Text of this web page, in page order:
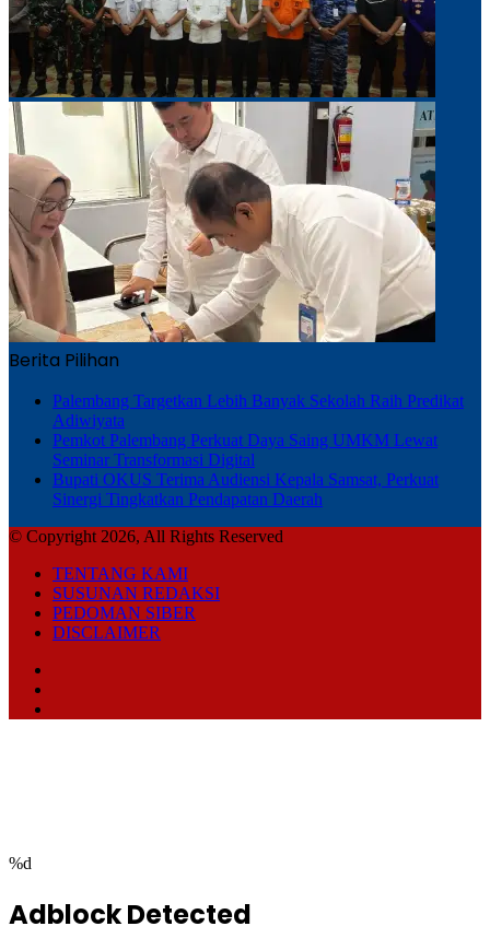
Berita Pilihan
Palembang Targetkan Lebih Banyak Sekolah Raih Predikat
Adiwiyata
Pemkot Palembang Perkuat Daya Saing UMKM Lewat
Seminar Transformasi Digital
Bupati OKUS Terima Audiensi Kepala Samsat, Perkuat
Sinergi Tingkatkan Pendapatan Daerah
© Copyright 2026, All Rights Reserved
TENTANG KAMI
SUSUNAN REDAKSI
PEDOMAN SIBER
DISCLAIMER
%d
Adblock Detected